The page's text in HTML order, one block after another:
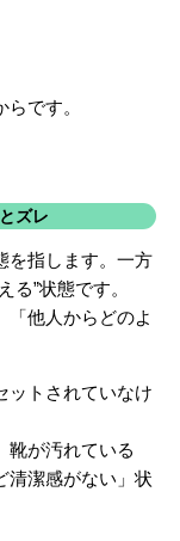
らです。
ズレ
を指します。一方
る”状態です。
「他人からどのよ
ットされていなけ
靴が汚れている
潔感がない」状